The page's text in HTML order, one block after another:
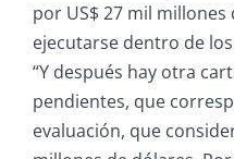
por US$ 27 mil
ejecutarse dentro de
“Y después hay otra
pendientes, que
evaluación, que